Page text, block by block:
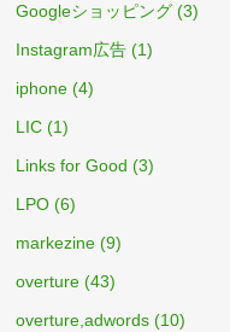
Googleショッピング (3)
Instagram広告 (1)
iphone (4)
LIC (1)
Links for Good (3)
LPO (6)
markezine (9)
overture (43)
overture,adwords (10)